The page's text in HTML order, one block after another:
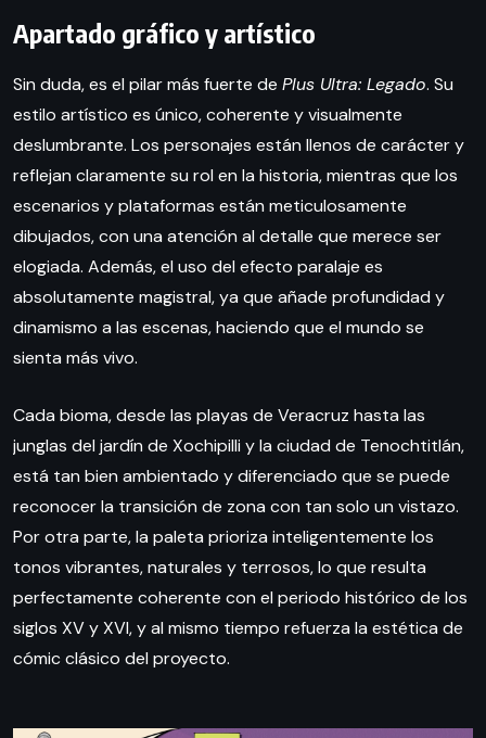
Apartado gráfico y artístico
Sin duda, es el pilar más fuerte de Plus Ultra: Legado. Su
estilo artístico es único, coherente y visualmente
deslumbrante. Los personajes están llenos de carácter y
reflejan claramente su rol en la historia, mientras que los
escenarios y plataformas están meticulosamente
dibujados, con una atención al detalle que merece ser
elogiada. Además, el uso del efecto paralaje es
absolutamente magistral, ya que añade profundidad y
dinamismo a las escenas, haciendo que el mundo se
sienta más vivo.
Cada bioma, desde las playas de Veracruz hasta las
junglas del jardín de Xochipilli y la ciudad de Tenochtitlán,
está tan bien ambientado y diferenciado que se puede
reconocer la transición de zona con tan solo un vistazo.
Por otra parte, la paleta prioriza inteligentemente los
tonos vibrantes, naturales y terrosos, lo que resulta
perfectamente coherente con el periodo histórico de los
siglos XV y XVI, y al mismo tiempo refuerza la estética de
cómic clásico del proyecto.